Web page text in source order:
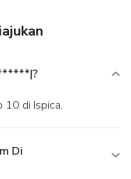
10 di Ispica.
Di